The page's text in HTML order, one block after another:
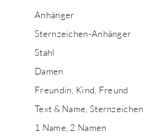
Anhänger
Sternzeichen-Anhänger
Stahl
Damen
Freundin, Kind, Freund
Text & Name, Sternzeichen
1 Name, 2 Namen